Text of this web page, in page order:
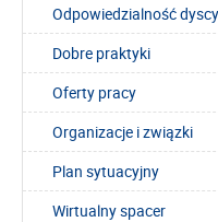
Odpowiedzialność
Dobre praktyki
Oferty pracy
Organizacje i związki
Plan sytuacyjny
Wirtualny spacer